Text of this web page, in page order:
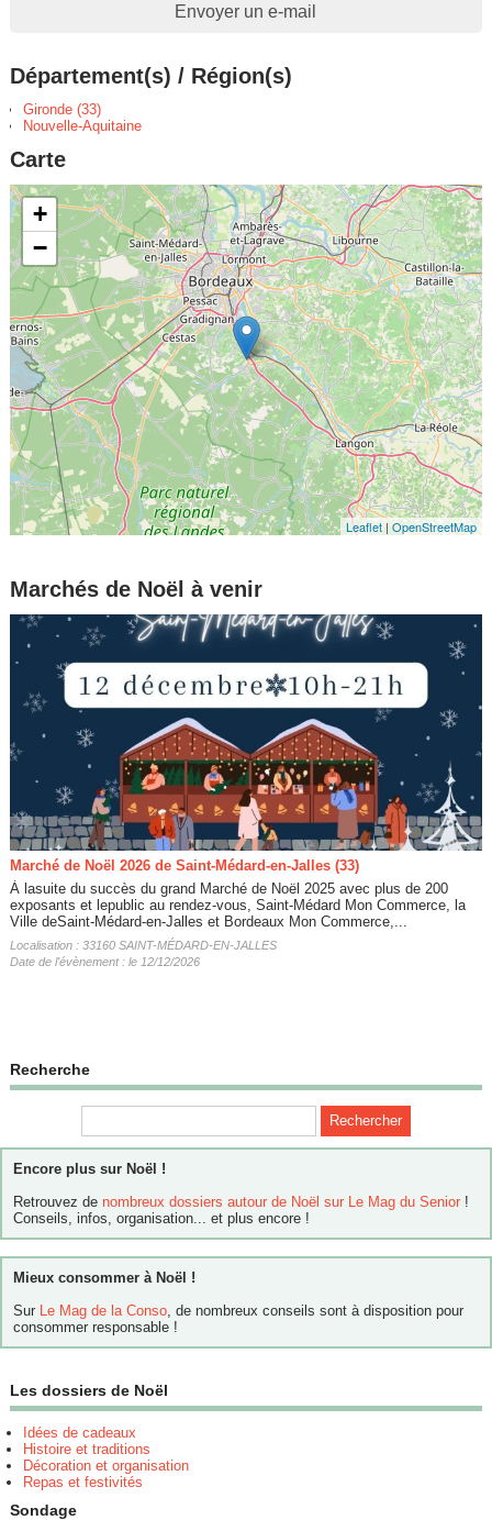
Envoyer un e-mail
Département(s) / Région(s)
Gironde (33)
Nouvelle-Aquitaine
Carte
+
−
Leaflet |OpenStreetMap
Marchés de Noël à venir
Marché de Noël 2026 de Saint-Médard-en-Jalles (33)
À lasuite du succès du grand Marché de Noël 2025 avec plus de 200
exposants et lepublic au rendez-vous, Saint-Médard Mon Commerce, la
Ville deSaint-Médard-en-Jalles et Bordeaux Mon Commerce,...
Localisation : 33160 SAINT-MÉDARD-EN-JALLES
Date de l'évènement : le 12/12/2026
Recherche
Encore plus sur Noël !
Retrouvez de nombreux dossiers autour de Noël sur Le Mag du Senior !
Conseils, infos, organisation... et plus encore !
Mieux consommer à Noël !
Sur Le Mag de la Conso, de nombreux conseils sont à disposition pour
consommer responsable !
Les dossiers de Noël
Idées de cadeaux
Histoire et traditions
Décoration et organisation
Repas et festivités
Sondage